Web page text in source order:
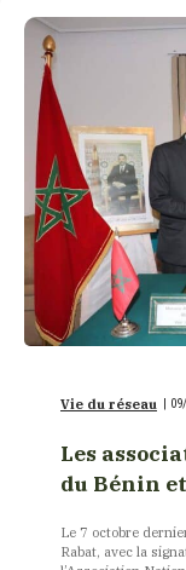
Vie du réseau |
Les
du Bénin
Le 7 octobre
Rabat, avec la